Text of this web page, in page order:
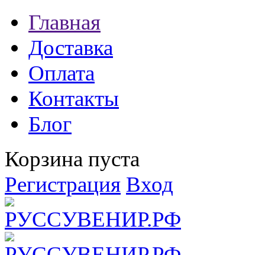
Главная
Доставка
Оплата
Контакты
Блог
Корзина пуста
Регистрация Вход